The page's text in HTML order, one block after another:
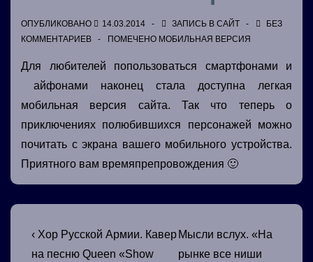
ОПУБЛИКОВАНО 14.03.2014 ЗАПИСЬ В САЙТ
БЕЗ
КОММЕНТАРИЕВ
ПОМЕЧЕНО МОБИЛЬНАЯ ВЕРСИЯ
Для любителей попользоваться смартфонами и
айфонами наконец стала доступна легкая
мобильная версия сайта. Так что теперь о
приключениях полюбившихся персонажей можно
почитать с экрана вашего мобильного устройства.
Приятного вам времяпрепровождения 🙂
Навигация
Предыдущая
запись
‹ Хор Русской Армии. Кавер
на песню Queen «Show
Следующая
запись
Мысли вслух. «На
рынке все ниши